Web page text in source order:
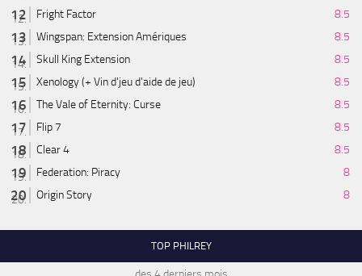
Fright Factor
8.5
Wingspan: Extension Amériques
8.5
Skull King Extension
8.5
Xenology (+ Vin d'jeu d'aide de jeu)
8.5
The Vale of Eternity: Curse
8.5
Flip 7
8.5
Clear 4
8.5
Federation: Piracy
8
Origin Story
8
TOP PHILREY